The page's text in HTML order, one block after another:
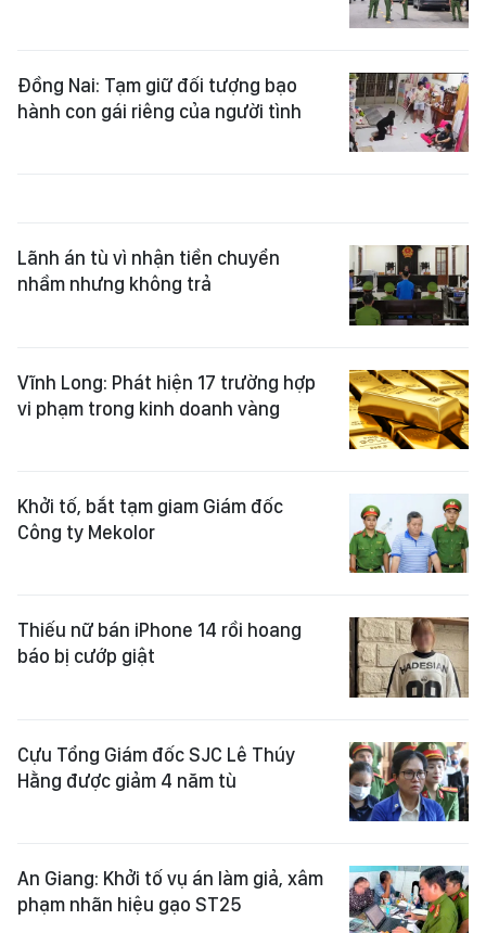
Đồng Nai: Tạm giữ đối tượng bạo
hành con gái riêng của người tình
Lãnh án tù vì nhận tiền chuyển
nhầm nhưng không trả
Vĩnh Long: Phát hiện 17 trường hợp
vi phạm trong kinh doanh vàng
Khởi tố, bắt tạm giam Giám đốc
Công ty Mekolor
Thiếu nữ bán iPhone 14 rồi hoang
báo bị cướp giật
Cựu Tổng Giám đốc SJC Lê Thúy
Hằng được giảm 4 năm tù
An Giang: Khởi tố vụ án làm giả, xâm
phạm nhãn hiệu gạo ST25